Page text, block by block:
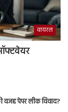
वायरल
वजह पेपर लीक विवाद?